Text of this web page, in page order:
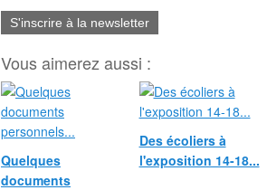
S'inscrire à la newsletter
Vous aimerez aussi :
Quelques
documents
Des écoliers à
l'exposition 14-18...